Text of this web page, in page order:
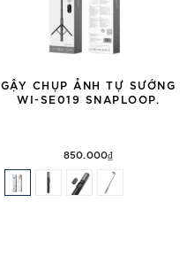
GẬY CHỤP ẢNH TỰ SƯỚNG
WI-SE019 SNAPLOOP.
850.000₫